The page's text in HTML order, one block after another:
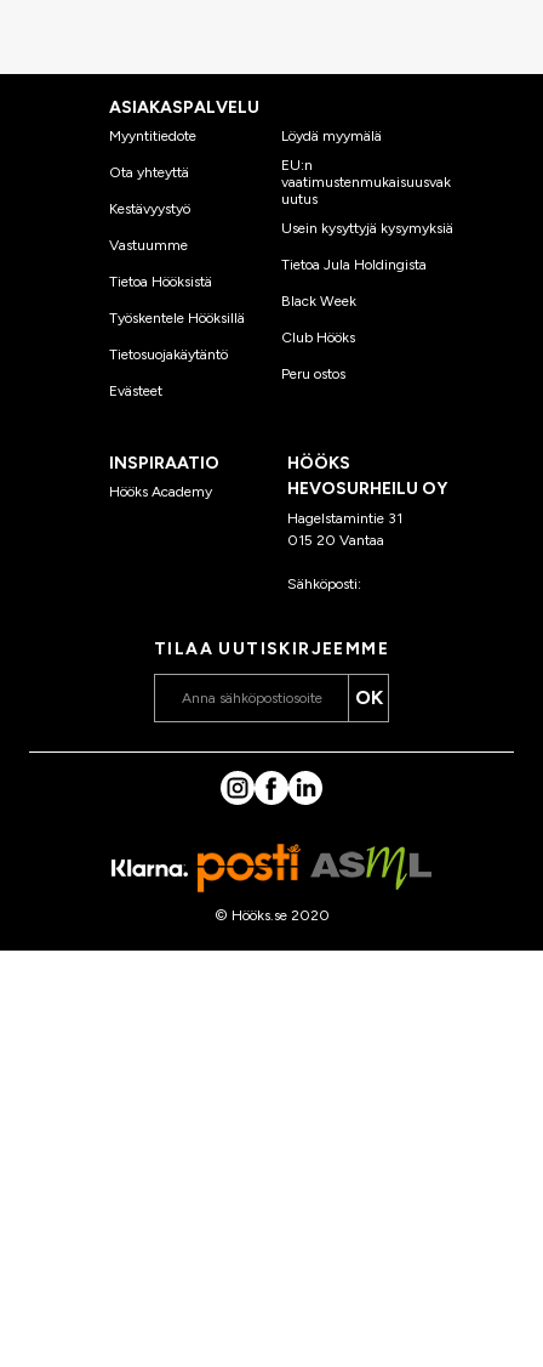
ASIAKASPALVELU
Myyntitiedote
Ota yhteyttä
Kestävyystyö
Vastuumme
Tietoa Hööksistä
Työskentele Hööksillä
Tietosuojakäytäntö
Evästeet
Löydä myymälä
EU:n
vaatimustenmukaisuusvak
uutus
Usein kysyttyjä kysymyksiä
Tietoa Jula Holdingista
Black Week
Club Hööks
Peru ostos
INSPIRAATIO
Hööks Academy
HÖÖKS
HEVOSURHEILU OY
Hagelstamintie 31
015 20 Vantaa
Sähköposti:
TILAA UUTISKIRJEEMME
OK
© Hööks.se 2020